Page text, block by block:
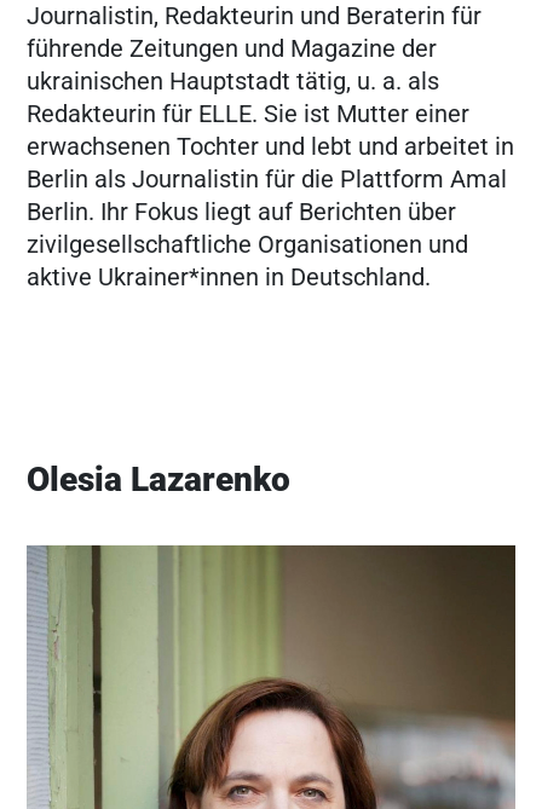
Journalistin, Redakteurin und Beraterin für
führende Zeitungen und Magazine der
ukrainischen Hauptstadt tätig, u. a. als
Redakteurin für ELLE. Sie ist Mutter einer
erwachsenen Tochter und lebt und arbeitet in
Berlin als Journalistin für die Plattform Amal
Berlin. Ihr Fokus liegt auf Berichten über
zivilgesellschaftliche Organisationen und
aktive Ukrainer*innen in Deutschland.
Olesia Lazarenko